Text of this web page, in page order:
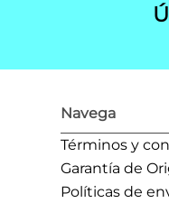
Navega
Términos y
Garantía de
Políticas de